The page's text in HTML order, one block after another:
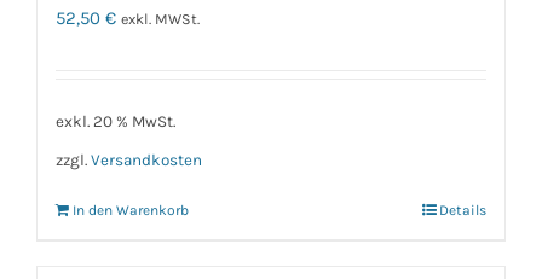
52,50 € exkl. MWSt.
exkl. 20 % MwSt.
zzgl. Versandkosten
In den Warenkorb Details